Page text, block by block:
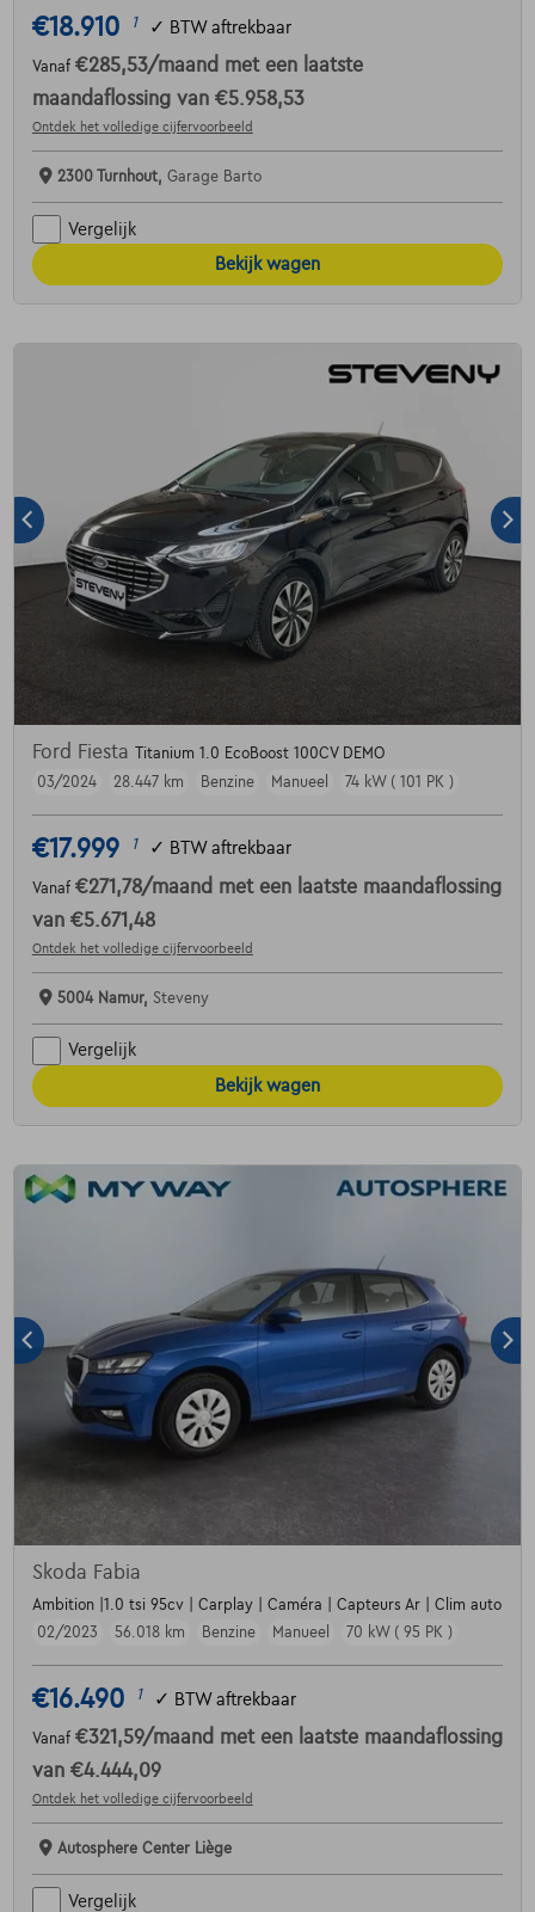
€18.910 1 ✓ BTW aftrekbaar
Vanaf €285,53/maand met een laatste
maandaflossing van €5.958,53
Ontdek het volledige cijfervoorbeeld
2300 Turnhout, Garage Barto
Vergelijk
Bekijk wagen
Ford Fiesta Titanium 1.0 EcoBoost 100CV DEMO
03/2024
28.447 km Benzine Manueel 74 kW ( 101 PK )
€17.999 1 ✓ BTW aftrekbaar
Vanaf €271,78/maand met een laatste maandaflossing
van €5.671,48
Ontdek het volledige cijfervoorbeeld
5004 Namur, Steveny
Vergelijk
Bekijk wagen
Skoda Fabia
Ambition |1.0 tsi 95cv | Carplay | Caméra | Capteurs Ar | Clim auto
02/2023
56.018 km Benzine Manueel 70 kW ( 95 PK )
€16.490 1 ✓ BTW aftrekbaar
Vanaf €321,59/maand met een laatste maandaflossing
van €4.444,09
Ontdek het volledige cijfervoorbeeld
Autosphere Center Liège
Vergelijk